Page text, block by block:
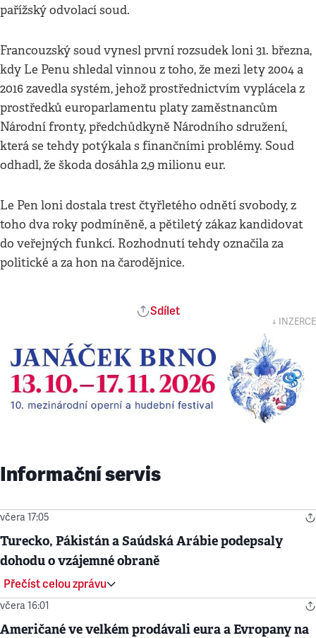
pařížský odvolací soud.
Francouzský soud vynesl první rozsudek loni 31. března,
kdy Le Penu shledal vinnou z toho, že mezi lety 2004 a
2016 zavedla systém, jehož prostřednictvím vyplácela z
prostředků europarlamentu platy zaměstnancům
Národní fronty, předchůdkyně Národního sdružení,
která se tehdy potýkala s finančními problémy. Soud
odhadl, že škoda dosáhla 2,9 milionu eur.
Le Pen loni dostala trest čtyřletého odnětí svobody, z
toho dva roky podmíněně, a pětiletý zákaz kandidovat
do veřejných funkcí. Rozhodnutí tehdy označila za
politické a za hon na čarodějnice.
Sdílet
↓ INZERCE
Informační servis
včera 17:05
Turecko, Pákistán a Saúdská Arábie podepsaly
dohodu o vzájemné obraně
Přečíst celou zprávu
včera 16:01
Američané ve velkém prodávali eura a Evropany na